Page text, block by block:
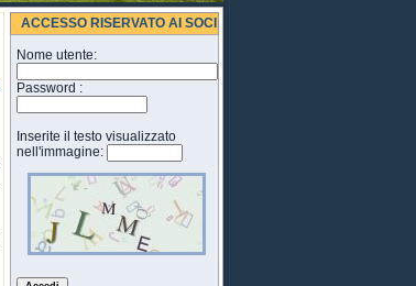
ACCESSO RISERVATO AI SOCI
Nome utente:
Password :
Inserite il testo visualizzato
nell'immagine: